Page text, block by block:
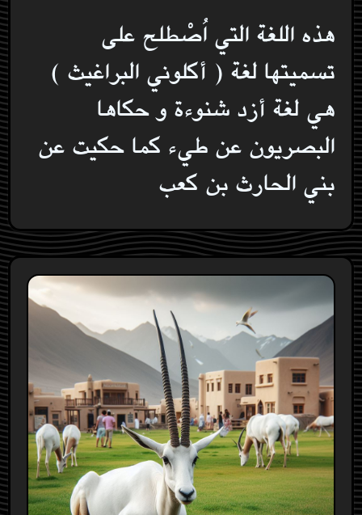
هذه اللغة التي اُصْطلح على
تسميتها لغة ( أكلوني البراغيث )
هي لغة أزد شنوءة و حكاها
البصريون عن طيء كما حكيت عن
بني الحارث بن كعب